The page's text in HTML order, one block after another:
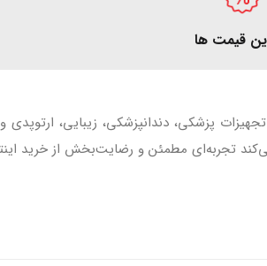
قیمت ها
پزشکی، دندانپزشکی، زیبایی،
تجربه‌ای مطمئن و رضایت‌بخش از خرید